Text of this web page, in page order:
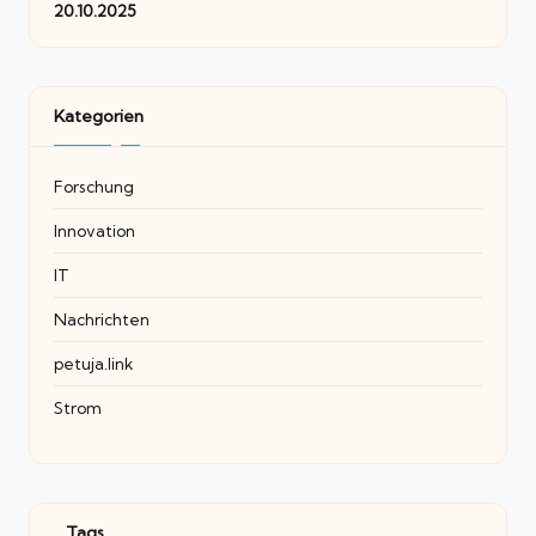
20.10.2025
Kategorien
Forschung
Innovation
IT
Nachrichten
petuja.link
Strom